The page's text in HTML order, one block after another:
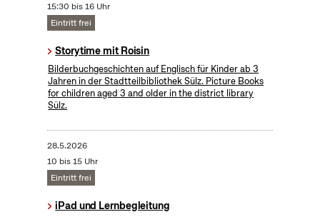
15:30 bis 16 Uhr
Eintritt frei
Storytime mit Roisin
Bilderbuchgeschichten auf Englisch für Kinder ab 3
Jahren in der Stadtteilbibliothek Sülz. Picture Books
for children aged 3 and older in the district library
Sülz.
28.5.2026
10 bis 15 Uhr
Eintritt frei
iPad und Lernbegleitung